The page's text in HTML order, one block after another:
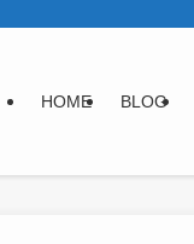
HOME BLOG